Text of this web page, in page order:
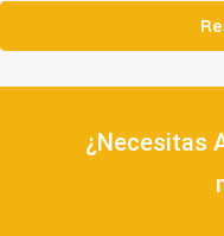
¿Necesitas